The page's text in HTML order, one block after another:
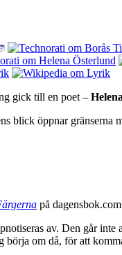
gick till en poet –
blick öppnar gränserna
på
av. Den går
börja om då, för att